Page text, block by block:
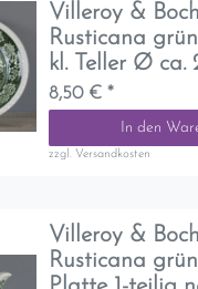
Villeroy &
Rusticana
kl. Teller Ø ca.
8,50 € *
In den
zzgl. Versandkosten
Villeroy &
Rusticana